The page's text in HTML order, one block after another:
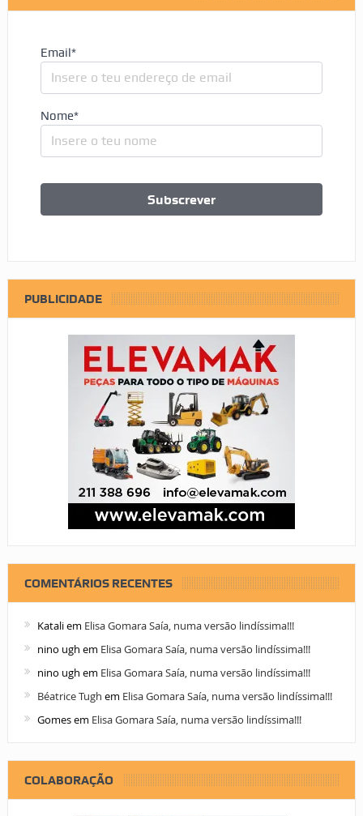
Email*
Nome*
PUBLICIDADE
COMENTÁRIOS RECENTES
Kataliem Elisa Gomara Saía, numa versão lindíssima!!!
nino ugh em Elisa Gomara Saía, numa versão lindíssima!!!
nino ugh em Elisa Gomara Saía, numa versão lindíssima!!!
Béatrice Tugh em Elisa Gomara Saía, numa versão lindíssima!!!
Gomesem Elisa Gomara Saía, numa versão lindíssima!!!
COLABORAÇÃO